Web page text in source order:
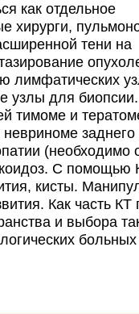
как отдельное
хирурги,
тени на
лимфатических
узлы для
тимоме и
заднего
(необходимо
С помощью
кисты.
Как часть
и выбора